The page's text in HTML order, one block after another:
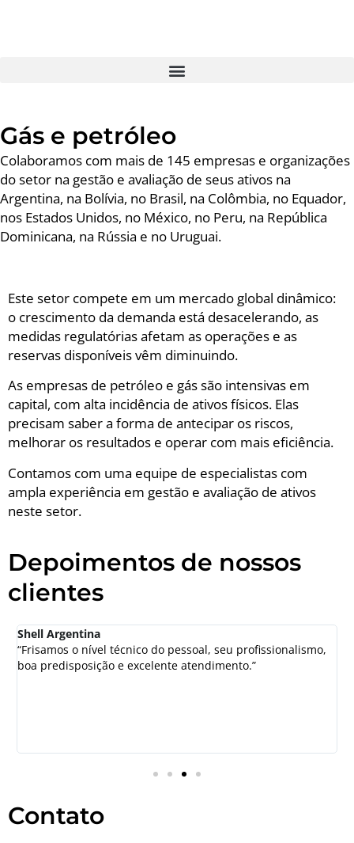
Gás e petróleo
Colaboramos com mais de 145 empresas e organizações
do setor na gestão e avaliação de seus ativos na
Argentina, na Bolívia, no Brasil, na Colômbia, no Equador,
nos Estados Unidos, no México, no Peru, na República
Dominicana, na Rússia e no Uruguai.
Este setor compete em um mercado global dinâmico:
o crescimento da demanda está desacelerando, as
medidas regulatórias afetam as operações e as
reservas disponíveis vêm diminuindo.
As empresas de petróleo e gás são intensivas em
capital, com alta incidência de ativos físicos. Elas
precisam saber a forma de antecipar os riscos,
melhorar os resultados e operar com mais eficiência.
Contamos com uma equipe de especialistas com
ampla experiência em gestão e avaliação de ativos
neste setor.
Depoimentos de nossos
clientes
Shell Argentina
“Frisamos o nível técnico do pessoal, seu profissionalismo,
boa predisposição e excelente atendimento.”
Contato